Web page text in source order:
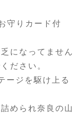
守りカード付
になってません
ださい。
ージを駆け上る
められ奈良の